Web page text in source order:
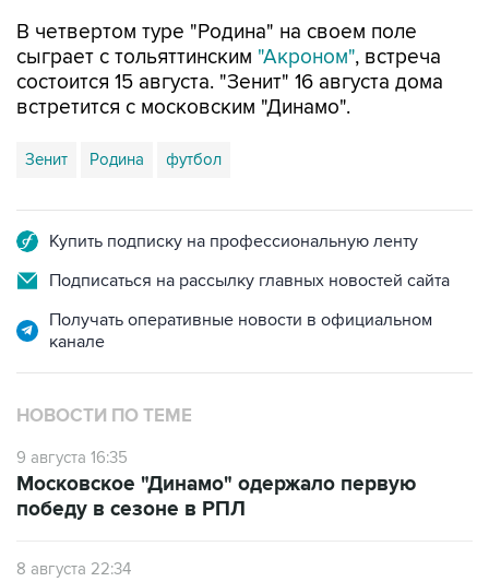
В четвертом туре "Родина" на своем поле
сыграет с тольяттинским "Акроном", встреча
состоится 15 августа. "Зенит" 16 августа дома
встретится с московским "Динамо".
Зенит Родина футбол
Купить подписку на профессиональную ленту
Подписаться на рассылку главных новостей сайта
Получать оперативные новости в официальном
канале
НОВОСТИ ПО ТЕМЕ
9 августа 16:35
Московское "Динамо" одержало первую
победу в сезоне в РПЛ
8 августа 22:34